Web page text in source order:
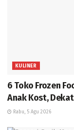
KULINER
6 Toko Frozen
Anak Kost,
Rabu, 5 Agu 2026